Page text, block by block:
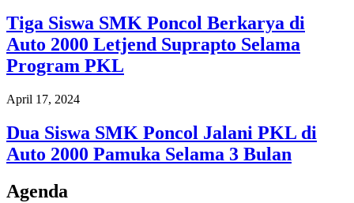
Tiga Siswa SMK Poncol Berkarya di
Auto 2000 Letjend Suprapto Selama
Program PKL
April 17, 2024
Dua Siswa SMK Poncol Jalani PKL di
Auto 2000 Pamuka Selama 3 Bulan
Agenda